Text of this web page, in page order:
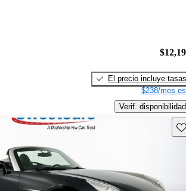
El precio incluye tasas
$238/mes
Verif. disponibilidad